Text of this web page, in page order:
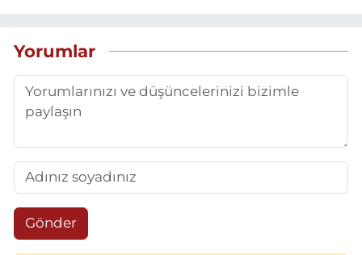
Yorumlar
Gönder